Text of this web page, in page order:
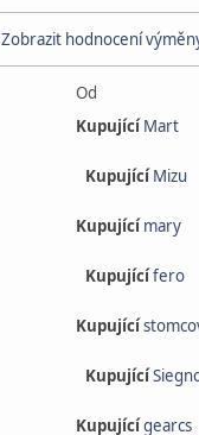
Zobrazit hodnocení
Od
Kupující Mart
Kupující Mizu
Kupující mary
Kupujícífero
Kupující
Kupující
Kupujícígearcs